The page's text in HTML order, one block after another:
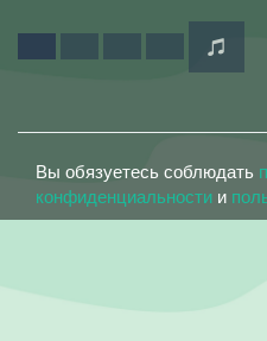
Вы обязуетесь соблюдать
конфиденциальности и